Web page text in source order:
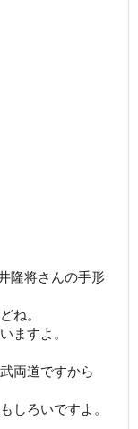
隆将さんの手形
ね。
ますよ。
両道ですから
しろいですよ。